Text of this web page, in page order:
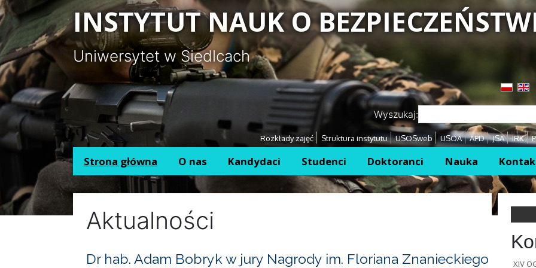
Panel zarządzania plikami cookies
INSTYTUT NAUK O
Uniwersytet w Siedlcach
Przejdź
Przejdź
Wyszukaj:
Rozkłady zajęć Struktura instytutu USOSweb USOA APD JSA IRK
Strona główna O nas Kandydaci Studenci Doktoranci Nauka
Aktualności
Dr hab. Adam Bobryk w jury Nagrody im. Floriana Znanieckiego XIV